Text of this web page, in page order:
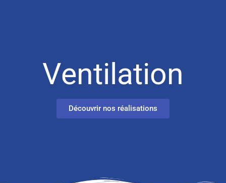
Ventilation
Découvrir nos réalisations